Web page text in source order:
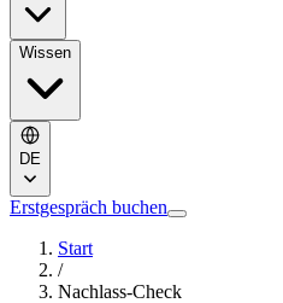
Wissen
DE
Erstgespräch buchen
Start
/
Nachlass-Check